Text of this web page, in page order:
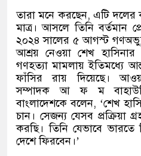
তারা মনে করছেন,এটি দলের
মাত্র। আসলে তিনি বর্তমান
২০২৪ সালের ৫ আগস্ট
আশ্রয় নেওয়া শেখ হাসিনার
গণহত্যা মামলায় ইতিমধ্যে
ফাঁসির রায় দিয়েছে।
সম্পাদক আ ফ ম
বাংলাদেশকে বলেন, ‘শেখ
চান। সেজন্য যেসব প্রক্রিয়া
করছি। তিনি যেভাবে ভারতে
দেশে ফিরবেন।’